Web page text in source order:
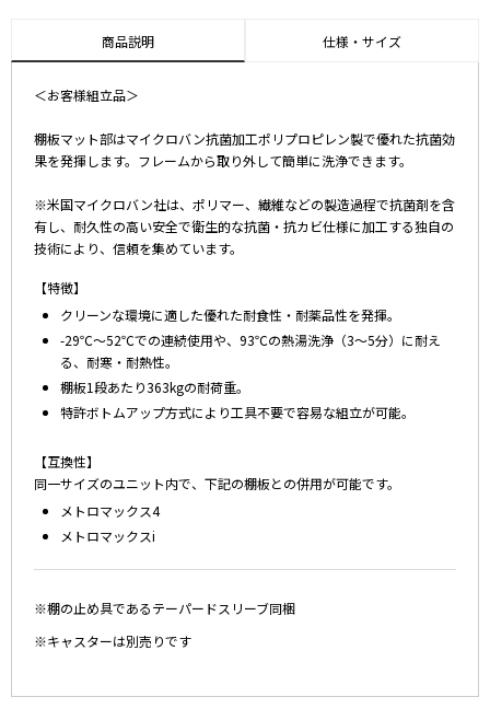
商品説明 仕様・サイズ
＜お客様組立品＞
棚板マット部はマイクロバン抗菌加工ポリプロピレン製で優れた抗菌効
果を発揮します。フレームから取り外して簡単に洗浄できます。
※米国マイクロバン社は、ポリマー、繊維などの製造過程で抗菌剤を含
有し、耐久性の高い安全で衛生的な抗菌・抗カビ仕様に加工する独自の
技術により、信頼を集めています。
【特徴】
クリーンな環境に適した優れた耐食性・耐薬品性を発揮。
-29℃～52℃での連続使用や、93℃の熱湯洗浄（3～5分）に耐え
る、耐寒・耐熱性。
棚板1段あたり363kgの耐荷重。
特許ボトムアップ方式により工具不要で容易な組立が可能。
【互換性】
同一サイズのユニット内で、下記の棚板との併用が可能です。
メトロマックス4
メトロマックスi
※棚の止め具であるテーパードスリーブ同梱
※キャスターは別売りです